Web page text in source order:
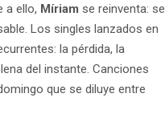
a ello, Míriam se reinventa: se
Los singles lanzados en
la pérdida, la
del instante. Canciones
que se diluye entre